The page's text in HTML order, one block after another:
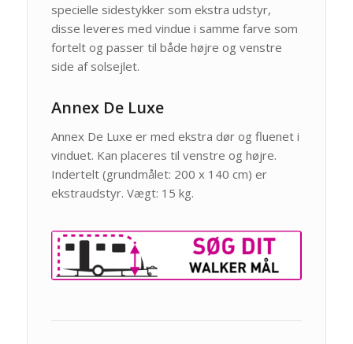
specielle sidestykker som ekstra udstyr,
disse leveres med vindue i samme farve som
fortelt og passer til både højre og venstre
side af solsejlet.
Annex De Luxe
Annex De Luxe er med ekstra dør og fluenet i
vinduet. Kan placeres til venstre og højre.
Indertelt (grundmålet: 200 x 140 cm) er
ekstraudstyr. Vægt: 15 kg.